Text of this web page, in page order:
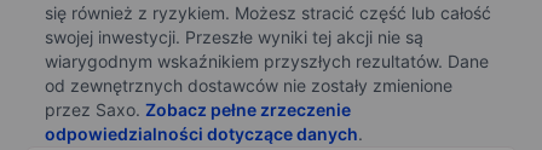
się również z ryzykiem. Możesz stracić część lub całość
swojej inwestycji. Przeszłe wyniki tej akcji nie są
wiarygodnym wskaźnikiem przyszłych rezultatów. Dane
od zewnętrznych dostawców nie zostały zmienione
przez Saxo. Zobacz pełne zrzeczenie
odpowiedzialności dotyczące danych.